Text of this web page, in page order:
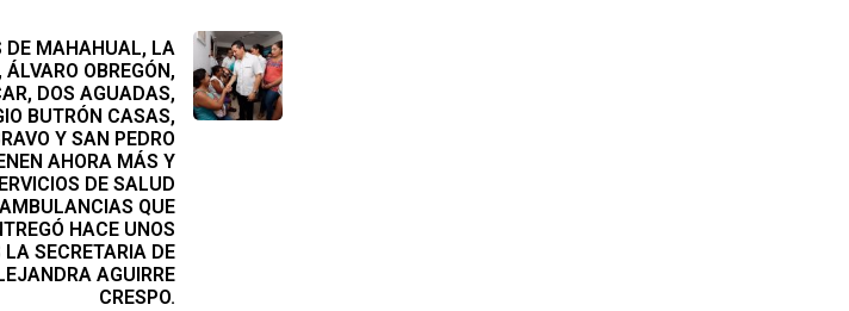
DE MAHAHUAL, LA
ÁLVARO OBREGÓN,
DOS AGUADAS,
BUTRÓN CASAS,
Y SAN PEDRO
AHORA MÁS Y
DE SALUD
QUE
HACE UNOS
LA SECRETARIA DE
AGUIRRE
CRESPO.